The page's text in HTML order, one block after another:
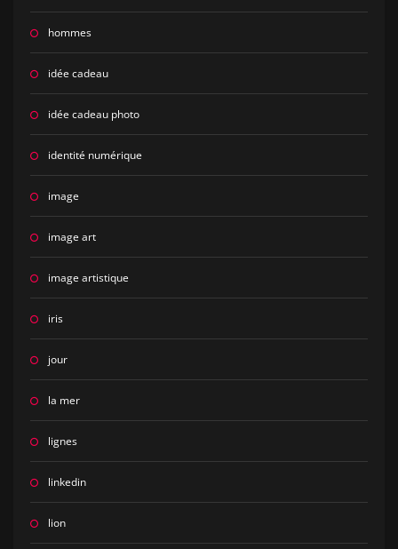
hommes
idée cadeau
idée cadeau photo
identité numérique
image
image art
image artistique
iris
jour
la mer
lignes
linkedin
lion